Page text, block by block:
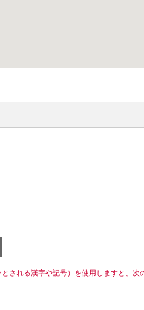
される漢字や記号）を使用しますと、次